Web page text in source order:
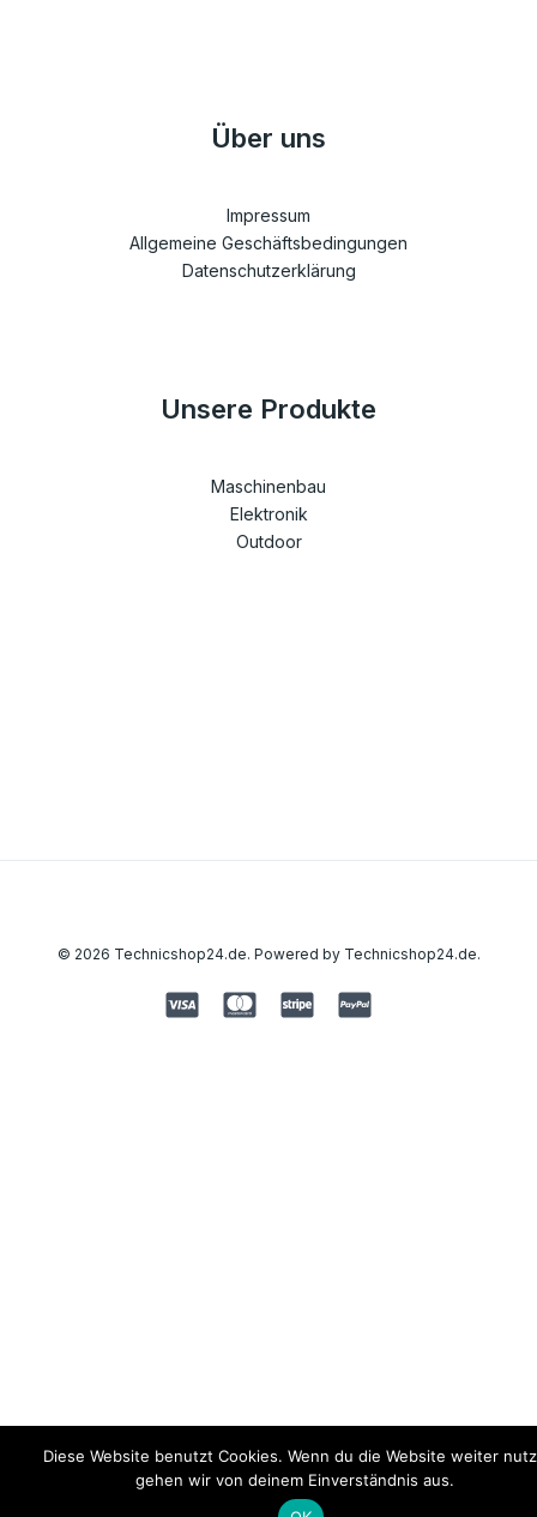
Über uns
Impressum
Allgemeine Geschäftsbedingungen
Datenschutzerklärung
Unsere Produkte
Maschinenbau
Elektronik
Outdoor
© 2026 Technicshop24.de. Powered by Technicshop24.de.
Diese Website benutzt Cookies. Wenn du die Website weiter
gehen wir von deinem Einverständnis aus.